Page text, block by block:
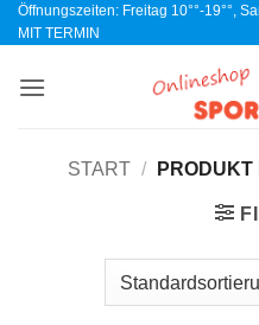
Zum
Inhalt
Öffnungszeiten: Freitag 10°°-19°°,
MIT TERMIN
START /